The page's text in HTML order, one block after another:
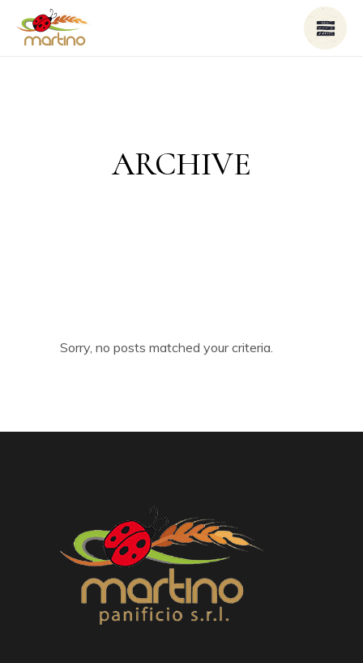
ARCHIVE
Sorry, no posts matched your criteria.